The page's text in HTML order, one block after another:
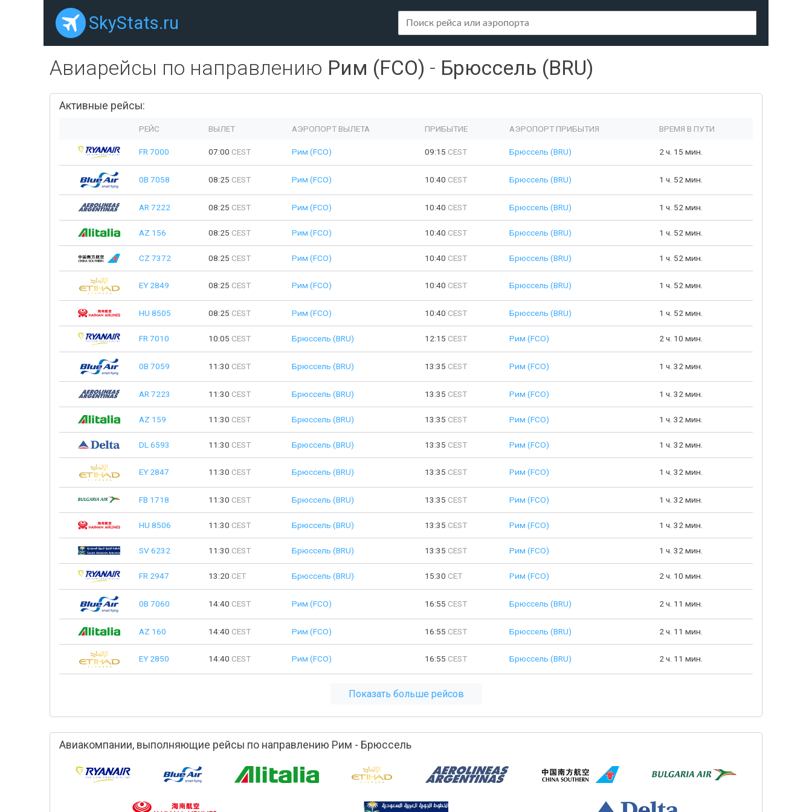
SkyStats.ru
Авиарейсы по направлению Рим (FCO) - Брюссель (BRU)
Активные рейсы:
РЕЙС ВЫЛЕТ АЭРОПОРТ ВЫЛЕТА ПРИБЫТИЕ АЭРОПОРТ ПРИБЫТИЯ ВРЕМЯ В ПУТИ
FR 7000 07:00 CEST Рим (FCO) 09:15 CEST Брюссель (BRU) 2 ч. 15 мин.
0B 7058 08:25 CEST Рим (FCO) 10:40 CEST Брюссель (BRU) 1 ч. 52 мин.
AR 7222 08:25 CEST Рим (FCO) 10:40 CEST Брюссель (BRU) 1 ч. 52 мин.
AZ 156 08:25 CEST Рим (FCO) 10:40 CEST Брюссель (BRU) 1 ч. 52 мин.
CZ 7372 08:25 CEST Рим (FCO) 10:40 CEST Брюссель (BRU) 1 ч. 52 мин.
EY 2849 08:25 CEST Рим (FCO) 10:40 CEST Брюссель (BRU) 1 ч. 52 мин.
HU 8505 08:25 CEST Рим (FCO) 10:40 CEST Брюссель (BRU) 1 ч. 52 мин.
FR 7010 10:05 CEST Брюссель (BRU) 12:15 CEST Рим (FCO) 2 ч. 10 мин.
0B 7059 11:30 CEST Брюссель (BRU) 13:35 CEST Рим (FCO) 1 ч. 32 мин.
AR 7223 11:30 CEST Брюссель (BRU) 13:35 CEST Рим (FCO) 1 ч. 32 мин.
AZ 159 11:30 CEST Брюссель (BRU) 13:35 CEST Рим (FCO) 1 ч. 32 мин.
DL 6593 11:30 CEST Брюссель (BRU) 13:35 CEST Рим (FCO) 1 ч. 32 мин.
EY 2847 11:30 CEST Брюссель (BRU) 13:35 CEST Рим (FCO) 1 ч. 32 мин.
FB 1718 11:30 CEST Брюссель (BRU) 13:35 CEST Рим (FCO) 1 ч. 32 мин.
HU 8506 11:30 CEST Брюссель (BRU) 13:35 CEST Рим (FCO) 1 ч. 32 мин.
SV 6232 11:30 CEST Брюссель (BRU) 13:35 CEST Рим (FCO) 1 ч. 32 мин.
FR 2947 13:20 CET Брюссель (BRU) 15:30 CET Рим (FCO) 2 ч. 10 мин.
0B 7060 14:40 CEST Рим (FCO) 16:55 CEST Брюссель (BRU) 2 ч. 11 мин.
AZ 160 14:40 CEST Рим (FCO) 16:55 CEST Брюссель (BRU) 2 ч. 11 мин.
EY 2850 14:40 CEST Рим (FCO) 16:55 CEST Брюссель (BRU) 2 ч. 11 мин.
Показать больше рейсов
Авиакомпании, выполняющие рейсы по направлению Рим - Брюссель